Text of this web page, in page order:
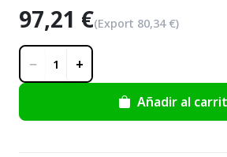
97,21 €(Export 80,34 €)
− 1 +
Añadir al